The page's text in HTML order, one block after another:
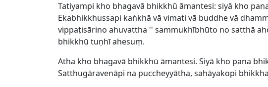
Tatiyampi kho bhagavā bhikkhū āmantesi: siyā kho
Ekabhikkhussapi kaṅkhā vā vimati vā buddhe vā
vippaṭisārino ahuvattha '' sammukhībhūto no satthā
bhikkhū tuṇhī ahesuṃ.
Atha kho bhagavā bhikkhū āmantesi. Siyā kho pana
Satthugāravenāpi na puccheyyātha, sahāyakopi